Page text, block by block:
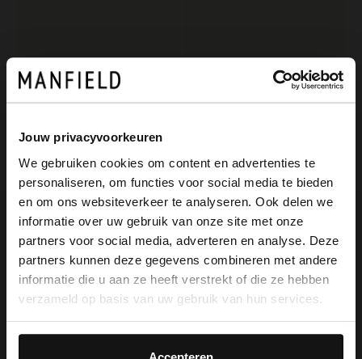
Jouw privacyvoorkeuren
We gebruiken cookies om content en advertenties te
personaliseren, om functies voor social media te bieden
en om ons websiteverkeer te analyseren. Ook delen we
informatie over uw gebruik van onze site met onze
partners voor social media, adverteren en analyse. Deze
partners kunnen deze gegevens combineren met andere
informatie die u aan ze heeft verstrekt of die ze hebben
verzameld op basis van uw gebruik van hun services.
39.99 59.99
×
View this website in English?
It looks like your language isn't Dutch. Would
you like to switch to English?
English